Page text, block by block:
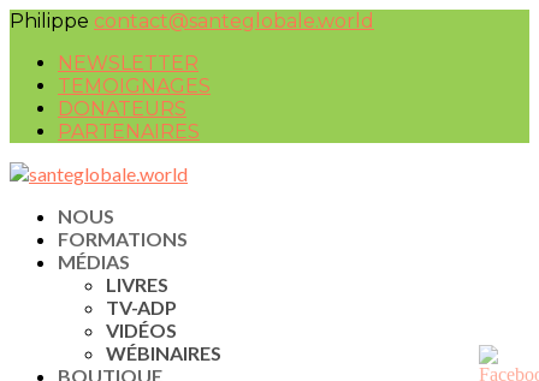
Philippe contact@santeglobale.world
NEWSLETTER
TEMOIGNAGES
DONATEURS
PARTENAIRES
NOUS
FORMATIONS
MÉDIAS
LIVRES
TV-ADP
VIDÉOS
WÉBINAIRES
BOUTIQUE